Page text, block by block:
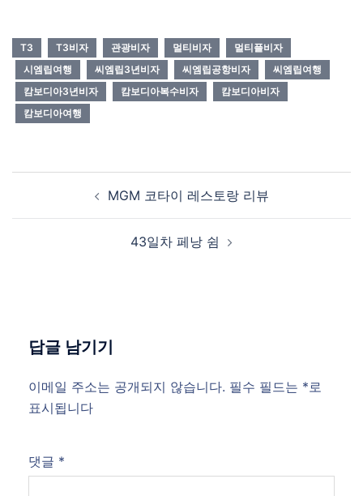
T3 T3비자 관광비자 멀티비자
멀티플비자
시엠립여행
씨엠립3년비자 씨엠립공항비자
씨엠립여행
캄보디아3년비자
캄보디아복수비자
캄보디아비자
캄보디아여행
navigationMGM 코타이 레스토랑 리뷰
43일차 페낭 쉼
답글 남기기
이메일 주소는 공개되지 않습니다. 필수 필드는 *로
표시됩니다
댓글 *